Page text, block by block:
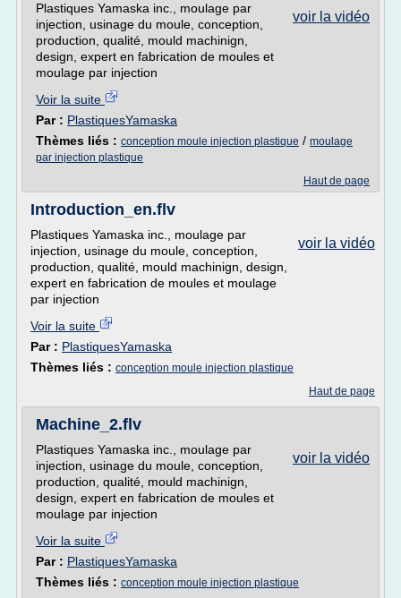
voir la vidéo
Plastiques Yamaska inc., moulage par
injection, usinage du moule, conception,
production, qualité, mould machinign,
design, expert en fabrication de moules et
moulage par injection
Voir la suite
Par : PlastiquesYamaska
Thèmes liés : conception moule injection plastique / moulage
par injection plastique
Haut de page
Introduction_en.flv
voir la vidéo
Plastiques Yamaska inc., moulage par
injection, usinage du moule, conception,
production, qualité, mould machinign, design,
expert en fabrication de moules et moulage
par injection
Voir la suite
Par : PlastiquesYamaska
Thèmes liés : conception moule injection plastique
Haut de page
Machine_2.flv
voir la vidéo
Plastiques Yamaska inc., moulage par
injection, usinage du moule, conception,
production, qualité, mould machinign,
design, expert en fabrication de moules et
moulage par injection
Voir la suite
Par : PlastiquesYamaska
Thèmes liés : conception moule injection plastique